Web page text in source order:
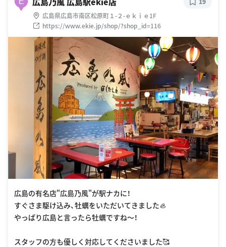
広島県広島市南区松原町１-２-ｅｋｉｅ1F
https://www.ekie.jp/shop/?shop_id=116
広島の有名店"広島乃風"が駅ナカに！
すぐさま駆け込み、牡蠣をいただいてきました🦪
やっぱり広島と言ったら牡蠣ですね〜！
スタッフの方も優しく対応してくださいました🥰